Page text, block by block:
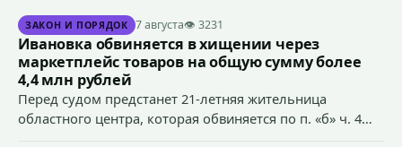
ЗАКОН И ПОРЯДОК 7 августа👁 3231
Ивановка обвиняется в хищении через
маркетплейс товаров на общую сумму более
4,4 млн рублей
Перед судом предстанет 21-летняя жительница
областного центра, которая обвиняется по п. «б» ч. 4